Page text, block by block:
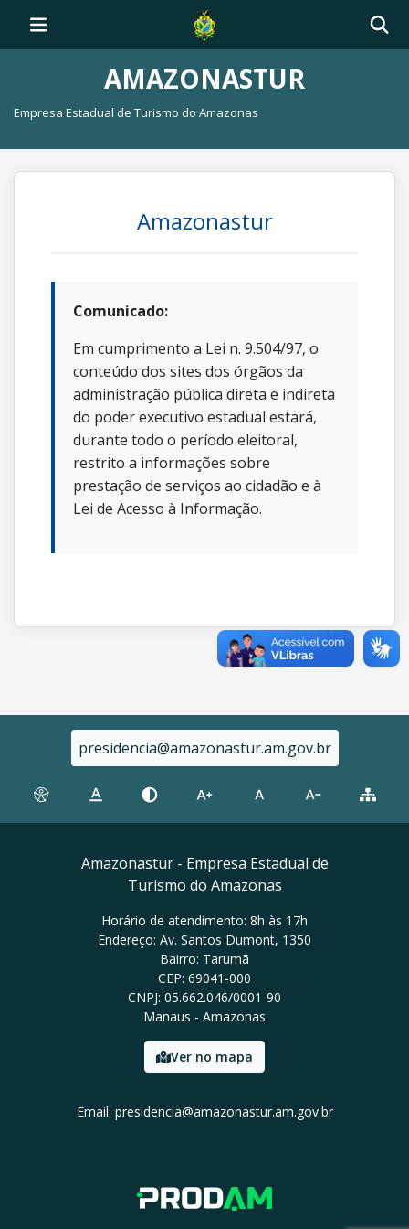
AMAZONASTUR
Empresa Estadual de Turismo do Amazonas
Amazonastur
Comunicado:
Em cumprimento a Lei n. 9.504/97, o
conteúdo dos sites dos órgãos da
administração pública direta e indireta
do poder executivo estadual estará,
durante todo o período eleitoral,
restrito a informações sobre
prestação de serviços ao cidadão e à
Lei de Acesso à Informação.
presidencia@amazonastur.am.gov.br
Amazonastur - Empresa Estadual de
Turismo do Amazonas
Horário de atendimento: 8h às 17h
Endereço: Av. Santos Dumont, 1350
Bairro: Tarumã
CEP: 69041-000
CNPJ: 05.662.046/0001-90
Manaus - Amazonas
Ver no mapa
Email: presidencia@amazonastur.am.gov.br